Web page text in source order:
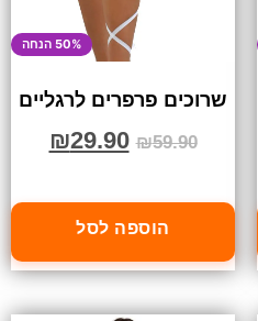
50% הנחה
שרוכים פרפרים לרגליים
₪59.90
₪29.90
הוספה לסל